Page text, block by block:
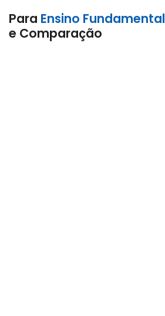
Para Ensino Fundamental
e Comparação